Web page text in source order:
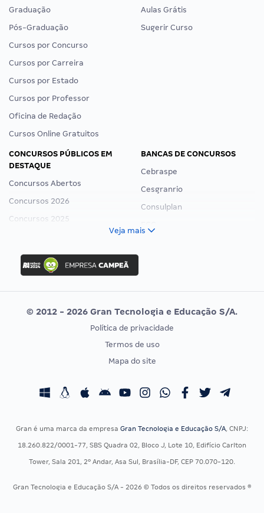
Graduação
Pós-Graduação
Cursos por Concurso
Cursos por Carreira
Cursos por Estado
Cursos por Professor
Oficina de Redação
Cursos Online Gratuitos
Aulas Grátis
Sugerir Curso
CONCURSOS PÚBLICOS EM
DESTAQUE
Concursos Abertos
Concursos 2026
Concursos 2025
Concurso Ibama
Concurso MPU
Editais publicados
BANCAS DE CONCURSOS
Cebraspe
Cesgranrio
Consulplan
Vunesp
CONCURSOS POR PROFISSÃO
Concursos Fiscais
Residência Multiprofissional
EXAME DE ORDEM
Calendário OAB
Veja mais
© 2012 - 2026 Gran Tecnologia e Educação S/A.
Política de privacidade
Termos de uso
Mapa do site
Gran é uma marca da empresa Gran Tecnologia e Educação S/A, CNPJ:
18.260.822/0001-77, SBS Quadra 02, Bloco J, Lote 10, Edifício Carlton
Tower, Sala 201, 2º Andar, Asa Sul, Brasília-DF, CEP 70.070-120.
Gran Tecnologia e Educação S/A - 2026 © Todos os direitos reservados ®